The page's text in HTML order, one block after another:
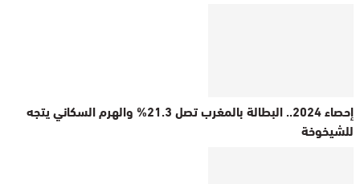
إحصاء 2024.. البطالة بالمغرب تصل 21.3% والهرم السكاني يتجه
للشيخوخة